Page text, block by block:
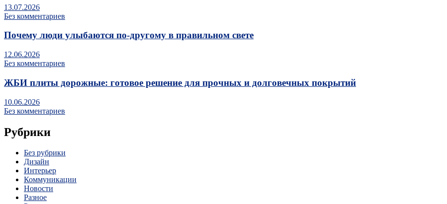
13.07.2026
Без комментариев
Почему люди улыбаются по‑другому в правильном свете
12.06.2026
Без комментариев
ЖБИ плиты дорожные: готовое решение для прочных и долговечных покрытий
10.06.2026
Без комментариев
Рубрики
Без рубрики
Дизайн
Интерьер
Коммуникации
Новости
Разное